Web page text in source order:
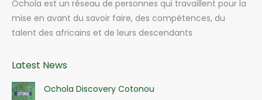
Ochola est un réseau de personnes qui travaillent pour la
mise en avant du savoir faire, des compétences, du
talent des africains et de leurs descendants
Latest News
Ochola Discovery Cotonou